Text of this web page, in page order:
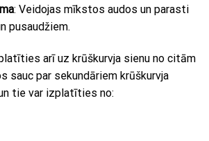
: Veidojas mīkstos audos un parasti
pusaudžiem.
arī uz krūškurvja sienu no citām
sauc par sekundāriem krūškurvja
tie var izplatīties no: